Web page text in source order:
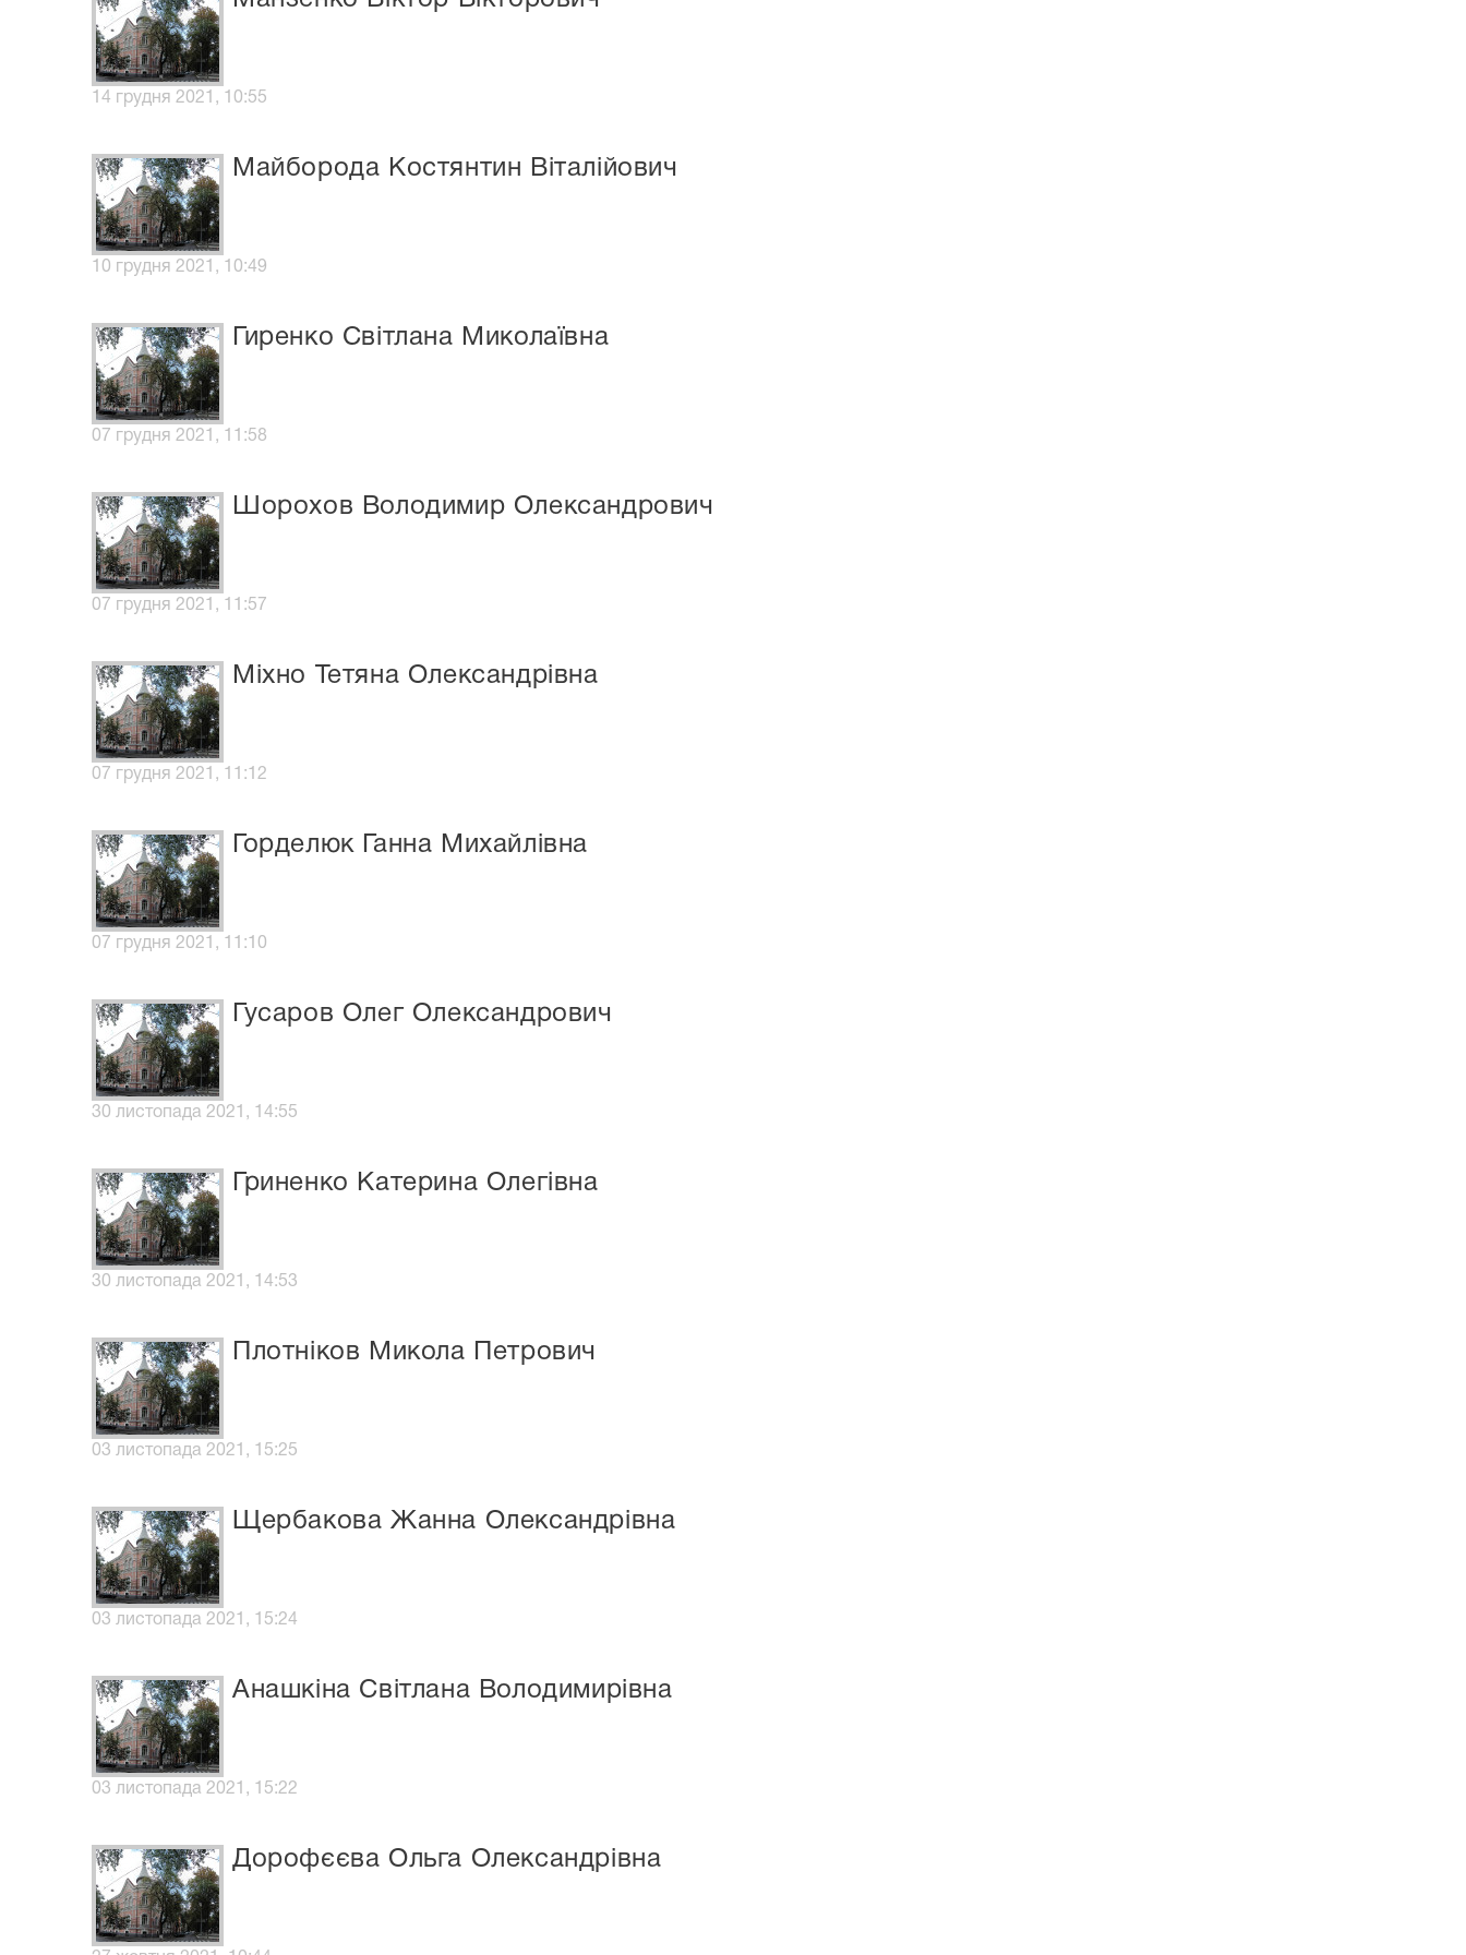
14 грудня 2021, 10:55
Майборода Костянтин Віталійович
10 грудня 2021, 10:49
Гиренко Світлана Миколаївна
07 грудня 2021, 11:58
Шорохов Володимир Олександрович
07 грудня 2021, 11:57
Міхно Тетяна Олександрівна
07 грудня 2021, 11:12
Горделюк Ганна Михайлівна
07 грудня 2021, 11:10
Гусаров Олег Олександрович
30 листопада 2021, 14:55
Гриненко Катерина Олегівна
30 листопада 2021, 14:53
Плотніков Микола Петрович
03 листопада 2021, 15:25
Щербакова Жанна Олександрівна
03 листопада 2021, 15:24
Анашкіна Світлана Володимирівна
03 листопада 2021, 15:22
Дорофєєва Ольга Олександрівна